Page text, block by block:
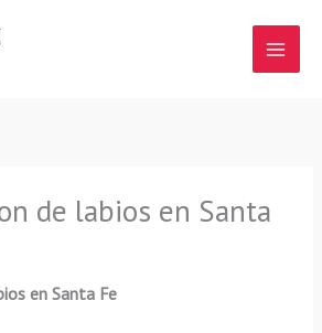
de labios en Santa
en Santa Fe